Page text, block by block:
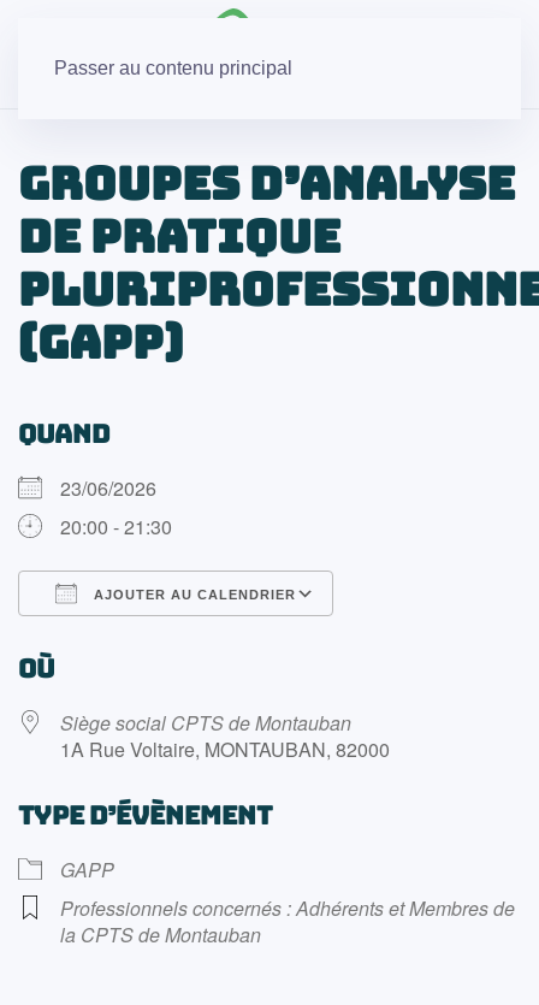
Passer au contenu principal
Groupes d’Analyse
de Pratique
(GAPP)
QUAND
23/06/2026
20:00 - 21:30
AJOUTER AU CALENDRIER
OÙ
Siège social CPTS de Montauban
1A Rue Voltaire, MONTAUBAN, 82000
TYPE D’ÉVÈNEMENT
GAPP
Professionnels concernés : Adhérents et Membres de
la CPTS de Montauban